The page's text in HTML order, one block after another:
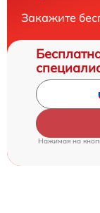
Закажите
Нажимая на